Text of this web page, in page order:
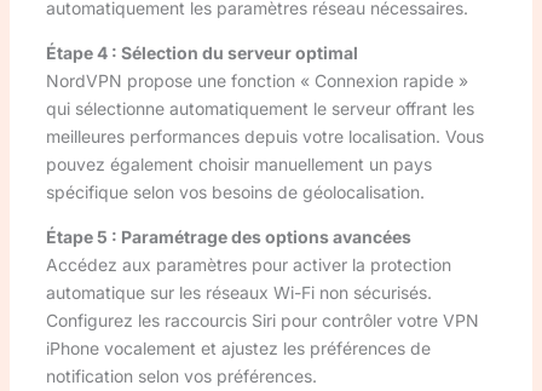
automatiquement les paramètres réseau nécessaires.
Étape 4 : Sélection du serveur optimal
NordVPN propose une fonction « Connexion rapide »
qui sélectionne automatiquement le serveur offrant les
meilleures performances depuis votre localisation. Vous
pouvez également choisir manuellement un pays
spécifique selon vos besoins de géolocalisation.
Étape 5 : Paramétrage des options avancées
Accédez aux paramètres pour activer la protection
automatique sur les réseaux Wi-Fi non sécurisés.
Configurez les raccourcis Siri pour contrôler votre VPN
iPhone vocalement et ajustez les préférences de
notification selon vos préférences.